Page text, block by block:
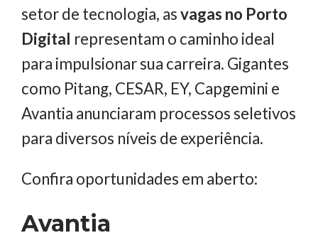
setor de tecnologia, asvagas no Porto
Digital representam o caminho ideal
para impulsionar sua carreira. Gigantes
como Pitang, CESAR, EY, Capgemini e
Avantia anunciaram processos seletivos
para diversos níveis de experiência.
Confira oportunidades em aberto:
Avantia